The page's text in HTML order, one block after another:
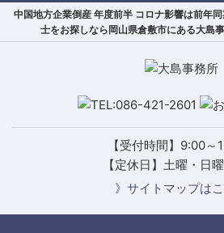
中国地方企業倒産 年度前半 コロナ影響は前年
士をお探しなら岡山県倉敷市にある大島
【受付時間】9:00～
【定休日】土曜・日
》サイトマップは